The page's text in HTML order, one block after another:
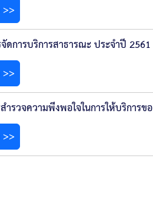
>>
ดการบริการสาธารณะ ประจำปี 2561
>>
ำรวจความพีงพอใจในการให้บริกา
>>